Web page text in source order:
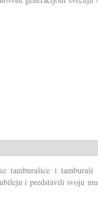
tamburašice i tamburaši
i predstavili svoju